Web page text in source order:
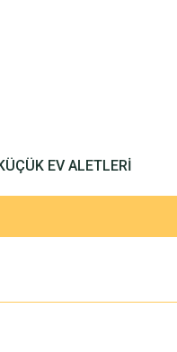
EV ALETLERİ